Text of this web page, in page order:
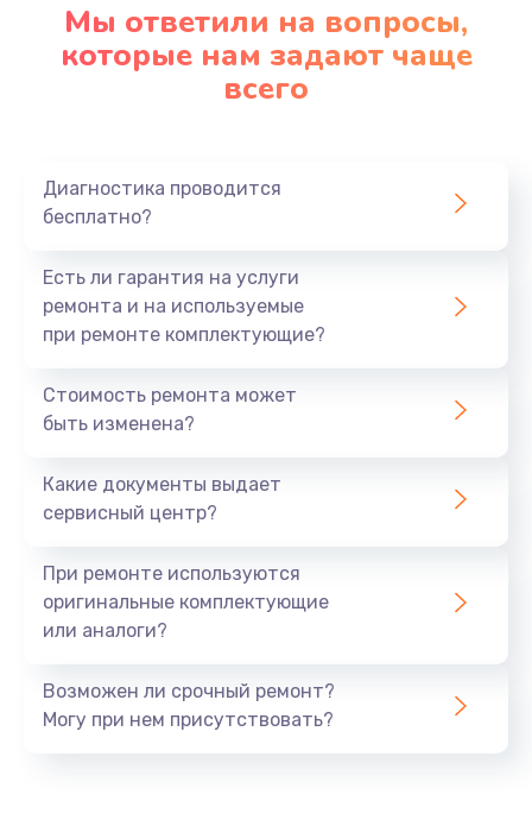
Мы ответили на вопросы,
которые нам задают чаще
всего
Диагностика проводится
бесплатно?
Есть ли гарантия на услуги
ремонта и на используемые
при ремонте комплектующие?
Стоимость ремонта может
быть изменена?
Какие документы выдает
сервисный центр?
При ремонте используются
оригинальные комплектующие
или аналоги?
Возможен ли срочный ремонт?
Могу при нем присутствовать?